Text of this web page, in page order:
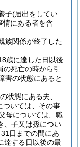
子(届出をしてい
情にある者を含
族関係が終了した
歳に達した日以後
の死亡の時から引
害の状態にあると
状態にある夫、
ついては、その事
母については、職
、子又は孫につい
日までの間にあ
達する日以後の最